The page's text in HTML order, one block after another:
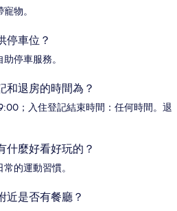
物。
停車位？
停車服務。
和退房的時間為？
；入住登記結束時間：任何時間。退
什麼好看好玩的？
的運動習慣。
近是否有餐廳？